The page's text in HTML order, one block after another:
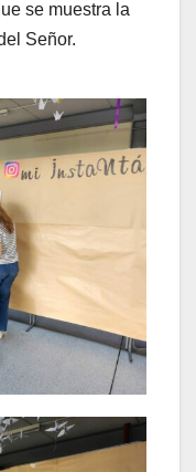
se muestra la
Señor.